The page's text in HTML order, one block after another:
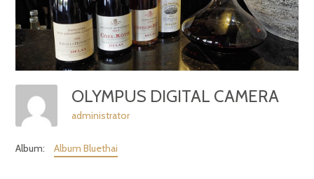
OLYMPUS DIGITAL CAMERA
administrator
Album: Album Bluethai